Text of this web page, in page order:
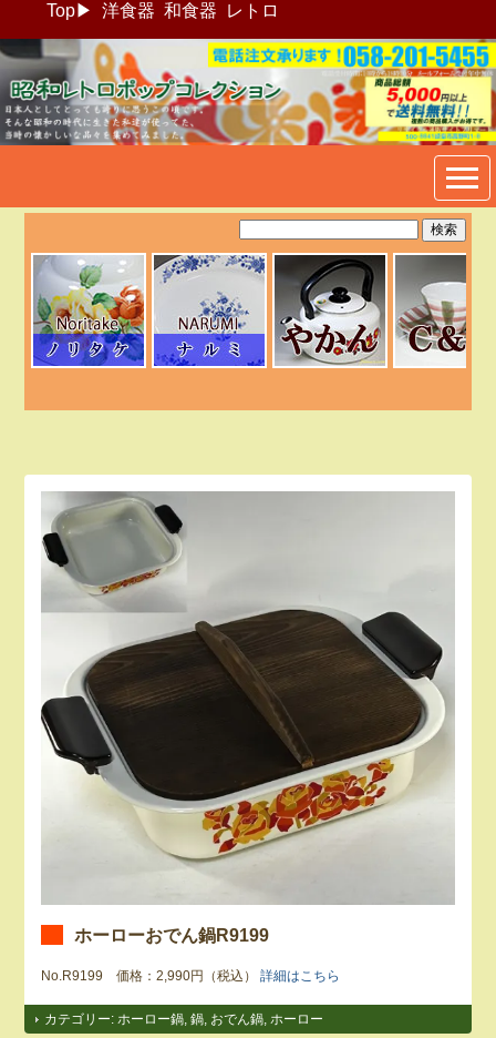
Top▶ 洋食器 和食器 レトロ
昭和レトロポップ食器生活雑
貨通販＠フリマート
ホーローおでん鍋R9199
No.R9199 価格：2,990円（税込）詳細はこちら
カテゴリー: ホーロー鍋 ,鍋 おでん鍋 ホーロー